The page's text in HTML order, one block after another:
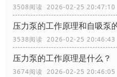
3508阅读 2026-02-25 20:47:10
压力泵的工作原理和自吸泵
3538阅读 2026-02-25 20:46:43
压力泵的工作原理是什么？
3674阅读 2026-02-25 20:46:05